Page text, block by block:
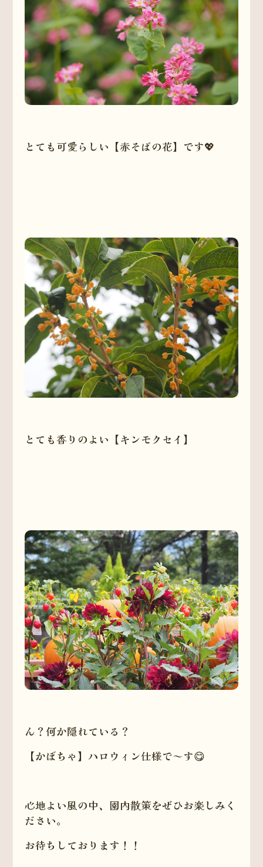
とても可愛らしい【赤そばの花】です💖
とても香りのよい【キンモクセイ】
ん？何か隠れている？
【かぼちゃ】ハロウィン仕様で～す😋
心地よい風の中、園内散策をぜひお楽しみく
ださい。
お待ちしております！！